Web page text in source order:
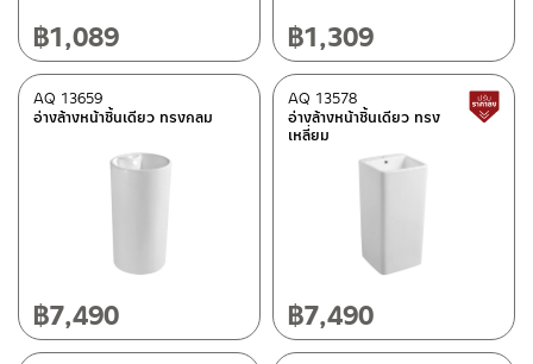
฿1,089 ฿1,309
อ่างล้างหน้าชิ้นเดียว ทรงกลม
AQ 13659
฿7,490
อ่างล้างหน้าชิ้นเดียว ทรง
เหลี่ยม
AQ 13578
฿7,490